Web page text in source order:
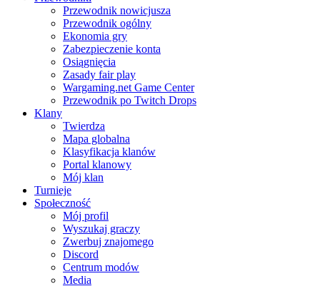
Przewodnik nowicjusza
Przewodnik ogólny
Ekonomia gry
Zabezpieczenie konta
Osiągnięcia
Zasady fair play
Wargaming.net Game Center
Przewodnik po Twitch Drops
Klany
Twierdza
Mapa globalna
Klasyfikacja klanów
Portal klanowy
Mój klan
Turnieje
Społeczność
Mój profil
Wyszukaj graczy
Zwerbuj znajomego
Discord
Centrum modów
Media